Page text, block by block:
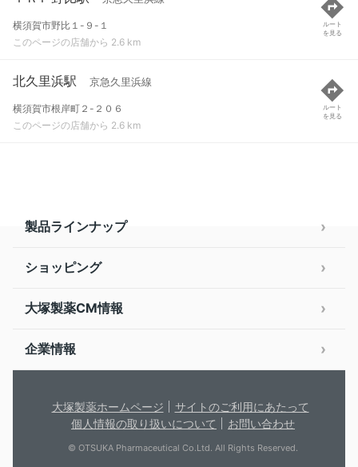
横須賀市野比１-９-１
このページの店舗から 2.6 km
ルート
を見る
北久里浜駅 京急久里浜線
横須賀市根岸町２-２０６
このページの店舗から 2.6 km
ルート
を見る
製品ラインナップ
ショッピング
大塚製薬CM情報
企業情報
大塚製薬ホームページ
サイトのご利用にあたって
個人情報の取り扱いについて
お問い合わせ
© OTSUKA Pharmaceutical Co.Ltd. All Rights Reserved.